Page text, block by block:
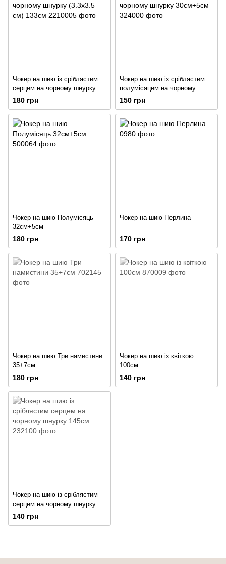
Чокер на шию із сріблястим
серцем на чорному шнурку
(3.3х3.5 см) 133см
180 грн
Чокер на шию із сріблястим
полумісяцем на чорному
шнурку 30см+5см
150 грн
Чокер на шию Полумісяць
32см+5см
180 грн
Чокер на шию Перлина
170 грн
Чокер на шию Три намистини
35+7см
180 грн
Чокер на шию із квіткою
100см
140 грн
Чокер на шию із сріблястим
серцем на чорному шнурку
145см
140 грн